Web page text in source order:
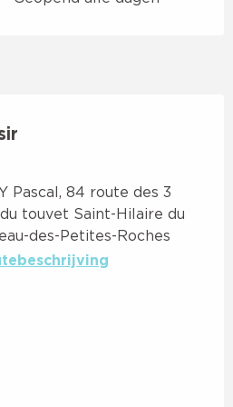
Pascal, 84 route des 3
touvet Saint-Hilaire du
des-Petites-Roches